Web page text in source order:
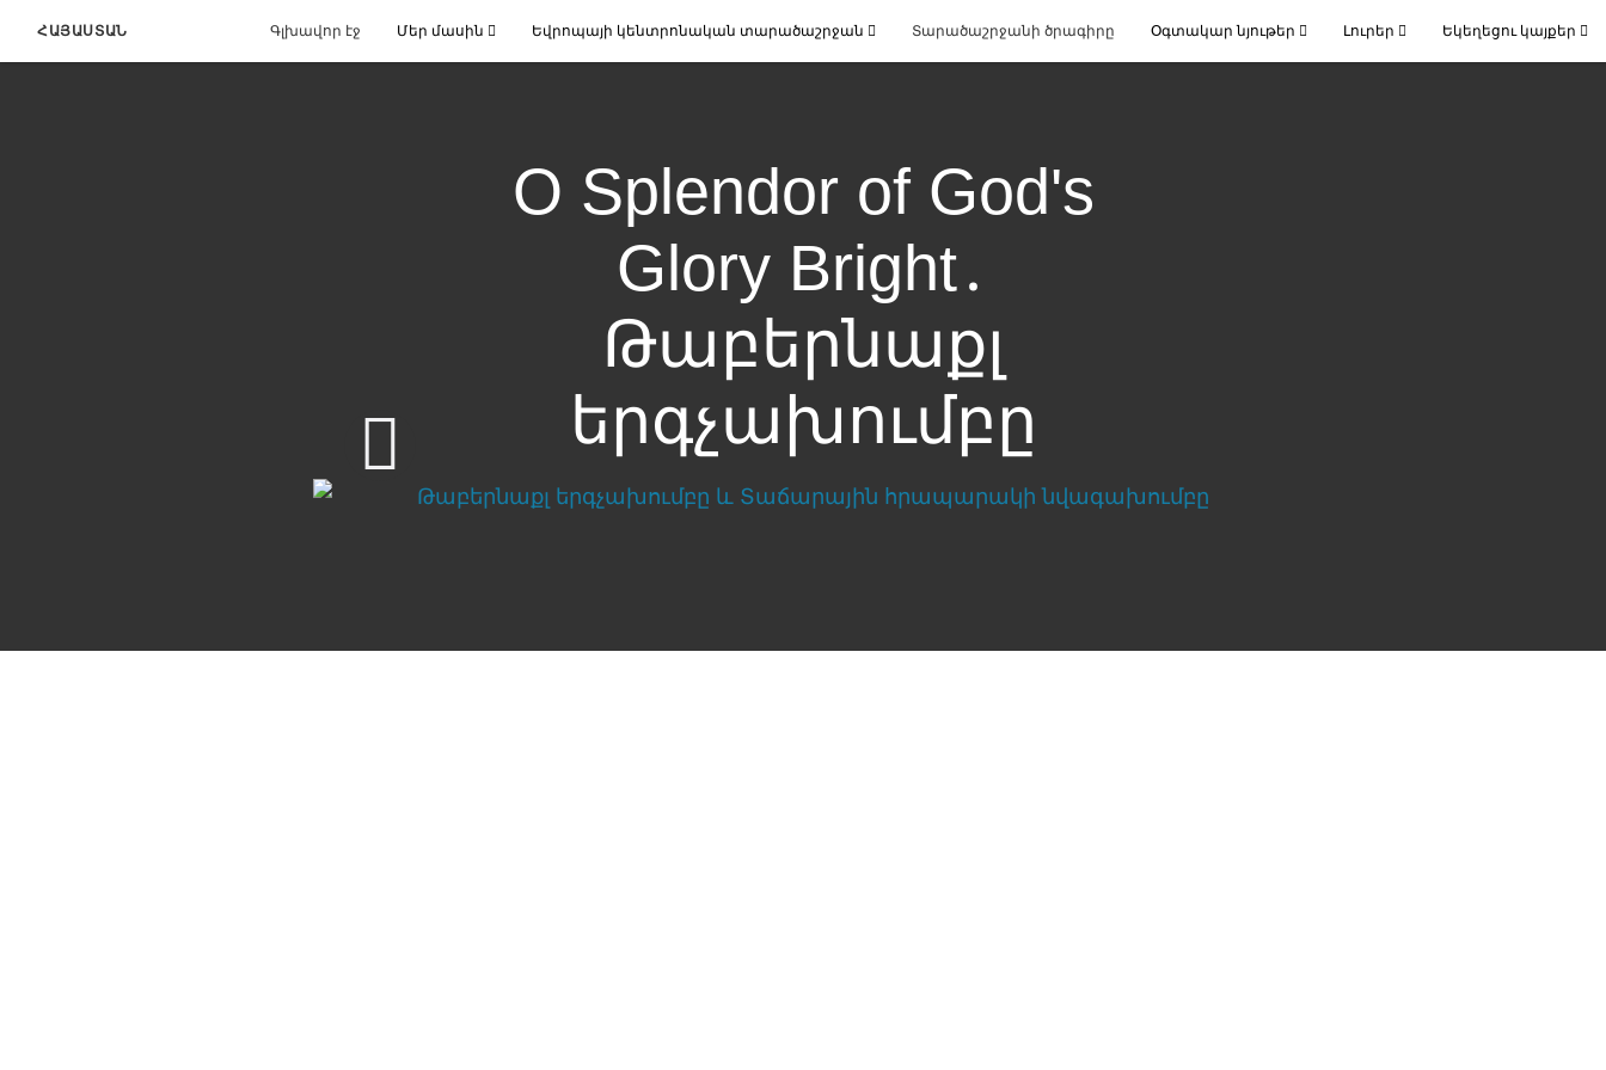
ՀԱՅԱՍՏԱՆ Գլխավոր էջ Մեր մասին Եվրոպայի կենտրոնական տարածաշրջան Տարածաշրջանի ծրագիրը Օգտակար նյութեր Լուրեր Եկեղեցու կայքեր
O Splendor of God's
Glory Bright․
Թաբերնաքլ
երգչախումբը